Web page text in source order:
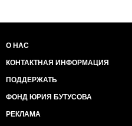
О НАС
КОНТАКТНАЯ ИНФОРМАЦИЯ
ПОДДЕРЖАТЬ
ФОНД ЮРИЯ БУТУСОВА
РЕКЛАМА